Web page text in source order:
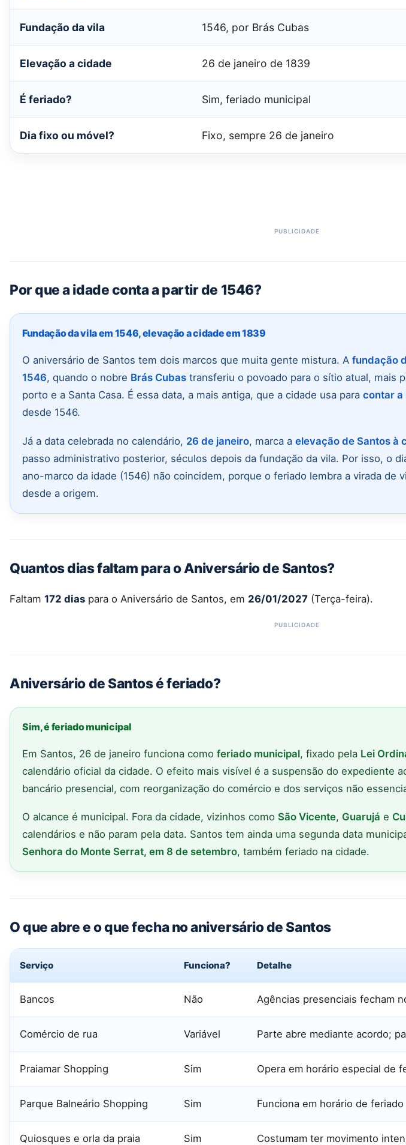
Fundação da vila 1546, por Brás Cubas
Elevação a cidade 26 de janeiro de 1839
É feriado? Sim, feriado municipal
Dia fixo ou móvel? Fixo, sempre 26 de janeiro
Por que a idade conta a partir de 1546?
Fundação da vila em 1546, elevação a cidade em 1839
O aniversário de Santos tem dois marcos que muita gente mistura. A fundação
1546, quando o nobre Brás Cubas transferiu o povoado para o sítio atual, mais
porto e a Santa Casa. É essa data, a mais antiga, que a cidade usa para contar a
desde 1546.
Já a data celebrada no calendário, 26 de janeiro, marca a elevação de Santos à
passo administrativo posterior, séculos depois da fundação da vila. Por isso, o
ano-marco da idade (1546) não coincidem, porque o feriado lembra a virada de
desde a origem.
Quantos dias faltam para o Aniversário de Santos?
Faltam 172 dias para o Aniversário de Santos, em 26/01/2027 (Terça-feira).
Aniversário de Santos é feriado?
Sim, é feriado municipal
Em Santos, 26 de janeiro funciona como feriado municipal, fixado pela Lei
calendário oficial da cidade. O efeito mais visível é a suspensão do expediente
bancário presencial, com reorganização do comércio e dos serviços não
O alcance é municipal. Fora da cidade, vizinhos como São Vicente, Guarujá e
calendários e não param pela data. Santos tem ainda uma segunda data
Senhora do Monte Serrat, em 8 de setembro, também feriado na cidade.
O que abre e o que fecha no aniversário de Santos
Serviço Funciona? Detalhe
Bancos Não Agências presenciais fecham
Comércio de rua Variável Parte abre mediante acordo;
Praiamar Shopping Sim Opera em horário especial de
Parque Balneário Shopping Sim Funciona em horário de feriado
Quiosques e orla da praia Sim Costumam ter movimento